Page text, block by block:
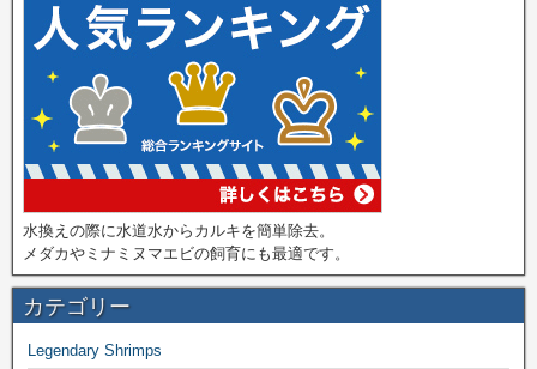
水換えの際に水道水からカルキを簡単除去。
メダカやミナミヌマエビの飼育にも最適です。
カテゴリー
Legendary Shrimps